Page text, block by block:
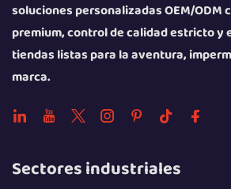
soluciones personalizadas OEM/ODM
premium, control de calidad estricto y
tiendas listas para la aventura,
marca.
Sectores industriales